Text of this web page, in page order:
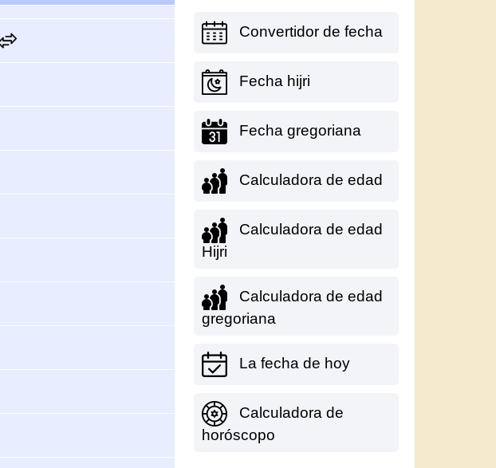
Convertidor de fecha
Fecha hijri
Fecha gregoriana
Calculadora de edad
Calculadora de edad
Hijri
Calculadora de edad
gregoriana
La fecha de hoy
Calculadora de
horóscopo